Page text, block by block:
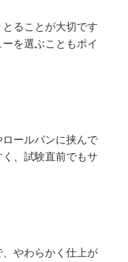
ることが大切です
を選ぶこともポイ
ールパンに挟んで
、試験直前でもサ
やわらかく仕上が